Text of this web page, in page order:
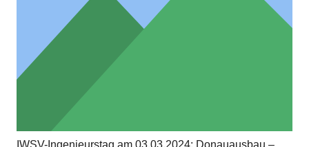
IWSV-Ingenieurstag am 03.03.2024: Donauausbau –